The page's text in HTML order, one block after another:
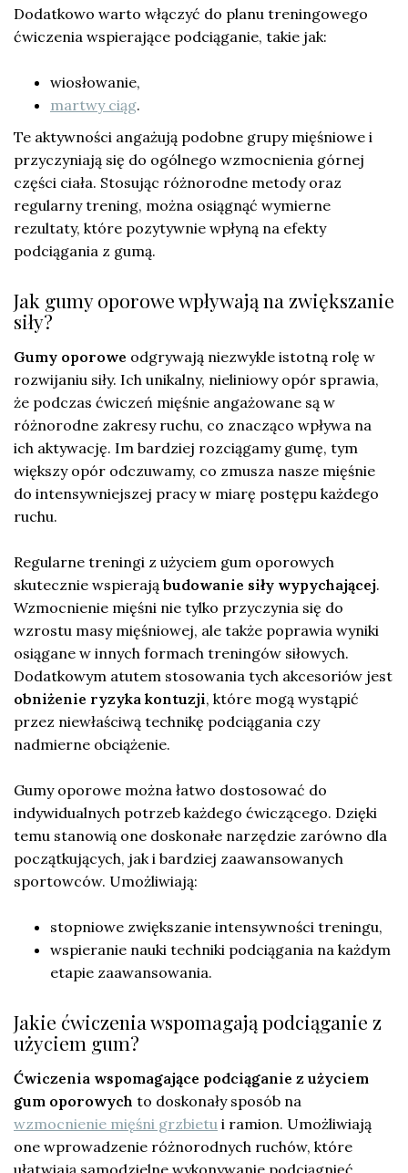
Dodatkowo warto włączyć do planu treningowego
ćwiczenia wspierające podciąganie, takie jak:
wiosłowanie,
martwy ciąg.
Te aktywności angażują podobne grupy mięśniowe i
przyczyniają się do ogólnego wzmocnienia górnej
części ciała. Stosując różnorodne metody oraz
regularny trening, można osiągnąć wymierne
rezultaty, które pozytywnie wpłyną na efekty
podciągania z gumą.
Jak gumy oporowe wpływają na zwiększanie
siły?
Gumy oporowe odgrywają niezwykle istotną rolę w
rozwijaniu siły. Ich unikalny, nieliniowy opór sprawia,
że podczas ćwiczeń mięśnie angażowane są w
różnorodne zakresy ruchu, co znacząco wpływa na
ich aktywację. Im bardziej rozciągamy gumę, tym
większy opór odczuwamy, co zmusza nasze mięśnie
do intensywniejszej pracy w miarę postępu każdego
ruchu.
Regularne treningi z użyciem gum oporowych
skutecznie wspierają budowanie siły wypychającej.
Wzmocnienie mięśni nie tylko przyczynia się do
wzrostu masy mięśniowej, ale także poprawia wyniki
osiągane w innych formach treningów siłowych.
Dodatkowym atutem stosowania tych akcesoriów jest
obniżenie ryzyka kontuzji, które mogą wystąpić
przez niewłaściwą technikę podciągania czy
nadmierne obciążenie.
Gumy oporowe można łatwo dostosować do
indywidualnych potrzeb każdego ćwiczącego. Dzięki
temu stanowią one doskonałe narzędzie zarówno dla
początkujących, jak i bardziej zaawansowanych
sportowców. Umożliwiają:
stopniowe zwiększanie intensywności treningu,
wspieranie nauki techniki podciągania na każdym
etapie zaawansowania.
Jakie ćwiczenia wspomagają podciąganie z
użyciem gum?
Ćwiczenia wspomagające podciąganie z użyciem
gum oporowych to doskonały sposób na
wzmocnienie mięśni grzbietu i ramion. Umożliwiają
one wprowadzenie różnorodnych ruchów, które
ułatwiają samodzielne wykonywanie podciągnięć.